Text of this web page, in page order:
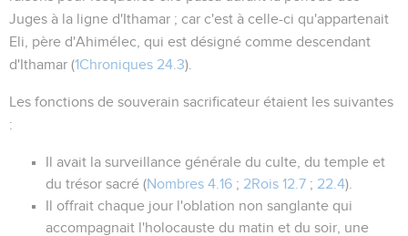
Juges à la ligne d'Ithamar ; car c'est à celle-ci qu'appartenait
Eli, père d'Ahimélec, qui est désigné comme descendant
d'Ithamar (1Chroniques 24.3).
Les fonctions de souverain sacrificateur étaient les suivantes
:
Il avait la surveillance générale du culte, du temple et
du trésor sacré (Nombres 4.16 ; 2Rois 12.7 ; 22.4).
Il offrait chaque jour l'oblation non sanglante qui
accompagnait l'holocauste du matin et du soir, une